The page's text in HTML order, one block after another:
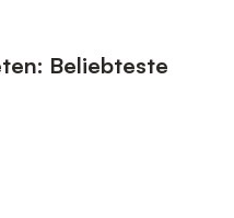
Satellitenfernsehen, ein
Beliebteste